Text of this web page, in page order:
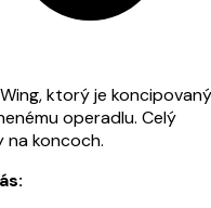
ktorý je koncipovaný
operadlu. Celý
na koncoch.